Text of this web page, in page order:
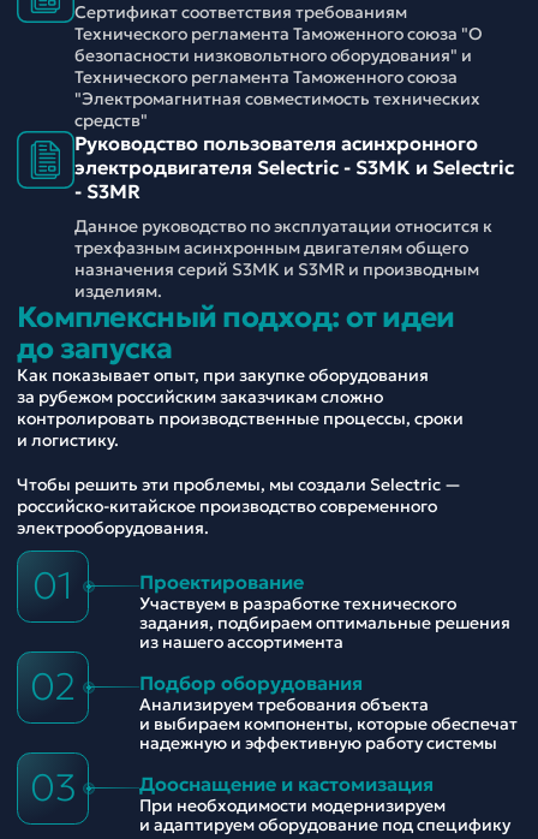
Сертификат соответствия требованиям
Технического регламента Таможенного союза "О
безопасности низковольтного оборудования" и
Технического регламента Таможенного союза
"Электромагнитная совместимость технических
средств"
Руководство пользователя асинхронного
электродвигателя Selectric - S3MK и Selectric
- S3MR
Данное руководство по эксплуатации относится к
трехфазным асинхронным двигателям общего
назначения серий S3MK и S3MR и производным
изделиям.
Комплексный подход: от идеи
до запуска
Как показывает опыт, при закупке оборудования
за рубежом российским заказчикам сложно
контролировать производственные процессы, сроки
и логистику.
Чтобы решить эти проблемы, мы создали Selectric —
российско-китайское производство современного
электрооборудования.
01 Проектирование
Участвуем в разработке технического
задания, подбираем оптимальные решения
из нашего ассортимента
02 Подбор оборудования
Анализируем требования объекта
и выбираем компоненты, которые обеспечат
надежную и эффективную работу системы
03 Дооснащение и кастомизация
При необходимости модернизируем
и адаптируем оборудование под специфику